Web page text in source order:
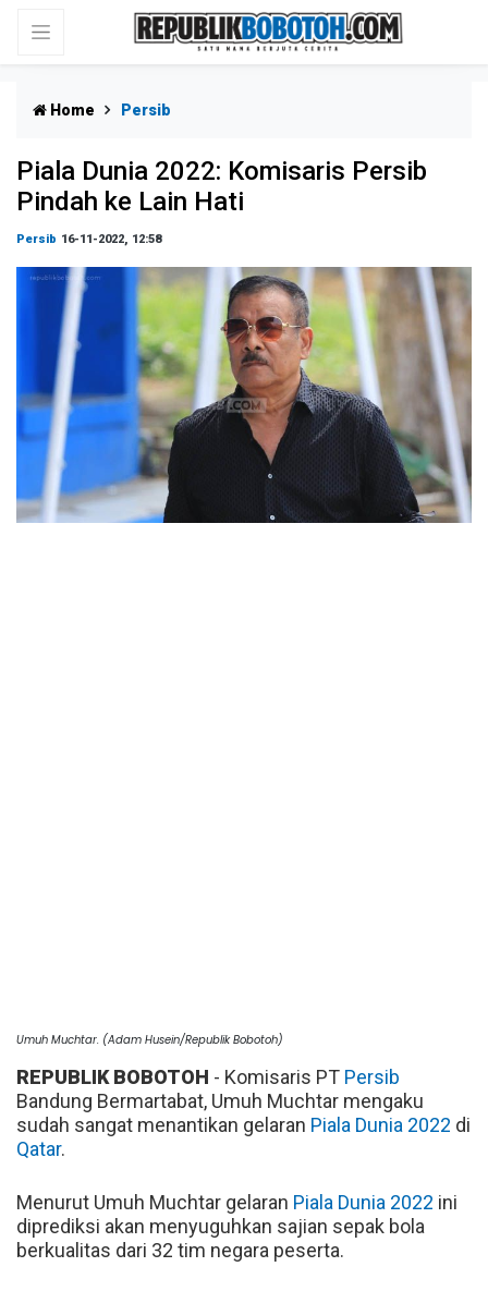
Home Persib
Piala Dunia 2022: Komisaris Persib
Pindah ke Lain Hati
Persib 16-11-2022, 12:58
Umuh Muchtar. (Adam Husein/Republik Bobotoh)
REPUBLIK BOBOTOH - Komisaris PT Persib
Bandung Bermartabat, Umuh Muchtar mengaku
sudah sangat menantikan gelaran Piala Dunia 2022 di
Qatar.
Menurut Umuh Muchtar gelaran Piala Dunia 2022 ini
diprediksi akan menyuguhkan sajian sepak bola
berkualitas dari 32 tim negara peserta.